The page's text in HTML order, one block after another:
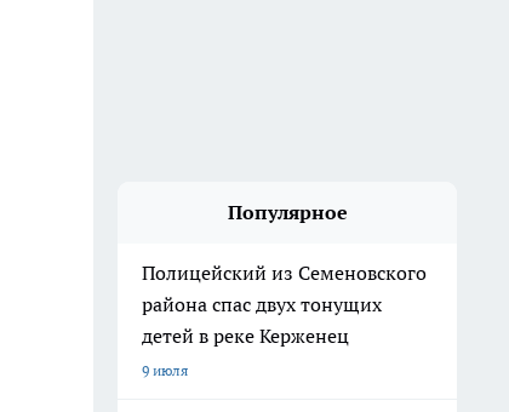
Популярное
Полицейский из Семеновского
района спас двух тонущих
детей в реке Керженец
9 июля